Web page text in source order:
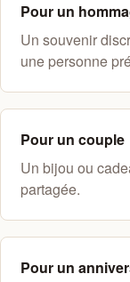
Pour un
Un souvenir
une personne
Pour un couple
Un bijou ou
partagée.
Pour un